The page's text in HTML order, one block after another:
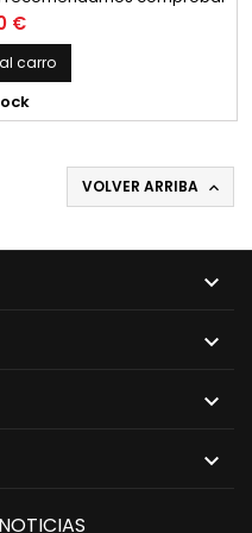
biela existente. Diametro
26 mm. Distancia entre
mm. de diametro en sus
de longitud. Anchura...
€
carro
VOLVER ARRIBA 



